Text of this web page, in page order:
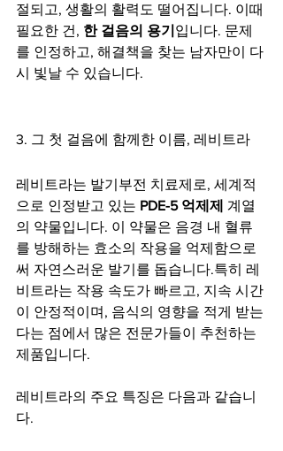
절되고, 생활의 활력도 떨어집니다. 이때
필요한 건, 한 걸음의 용기 입니다. 문제
를 인정하고, 해결책을 찾는 남자만이 다
시 빛날 수 있습니다.
3. 그 첫 걸음에 함께한 이름, 레비트라
레비트라는 발기부전 치료제로, 세계적
으로 인정받고 있는 PDE-5 억제제 계열
의 약물입니다. 이 약물은 음경 내 혈류
를 방해하는 효소의 작용을 억제함으로
써 자연스러운 발기를 돕습니다.특히 레
비트라는 작용 속도가 빠르고, 지속 시간
이 안정적이며, 음식의 영향을 적게 받는
다는 점에서 많은 전문가들이 추천하는
제품입니다.
레비트라의 주요 특징은 다음과 같습니
다.